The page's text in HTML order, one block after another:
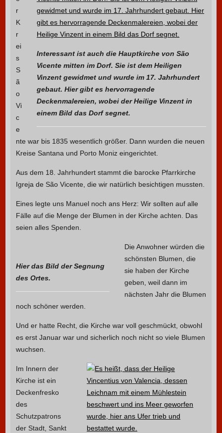
Interessant ist auch die Hauptkirche von São
Vicente mitten im Dorf. Sie ist dem Heiligen
Vinzent gewidmet und wurde im 17. Jahrhundert
gebaut. Hier gibt es hervorragende
Deckenmalereien, wobei der Heilige Vinzent in
einem Bild das Dorf segnet.
r
K
r
ei
s
S
ã
o
Vi
c
e
nte war bis 1835 wesentlich größer. Dann wurden die neuen
Kreise Santana und Porto Moniz eingerichtet.
Aus dem 18. Jahrhundert stammt die barocke Pfarrkirche
Igreja de São Vicente, die wir natürlich besichtigen mussten.
Eines legte uns Manuel noch ans Herz: Wir sollten auf alle
Fälle auf die Menge der Blumen in der Kirche achten. Das
seien alles Spenden.
Hier das Bild der Segnung
des Ortes.
Die Anwohner würden die
schönsten Blumen, die
sie haben der Kirche
geben, weil dann im
nächsten Jahr die Blumen
noch schöner werden.
Und er hatte Recht, die Kirche war voll geschmückt, obwohl
es erst Januar war und sicherlich noch nicht so viele Blumen
wuchsen.
Im Innern der
Kirche ist ein
Deckenfresko
des
Schutzpatrons
der Stadt, Sankt